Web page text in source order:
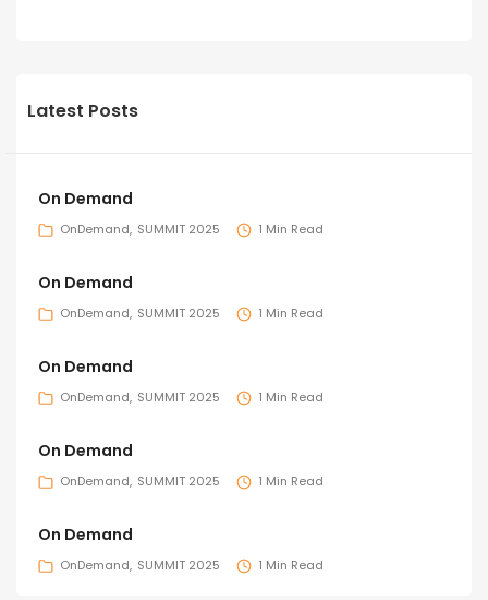
Latest Posts
On Demand
OnDemand SUMMIT 2025 1 Min Read
On Demand
OnDemand SUMMIT 2025 1 Min Read
On Demand
OnDemand SUMMIT 2025 1 Min Read
On Demand
OnDemand SUMMIT 2025 1 Min Read
On Demand
OnDemand SUMMIT 2025 1 Min Read